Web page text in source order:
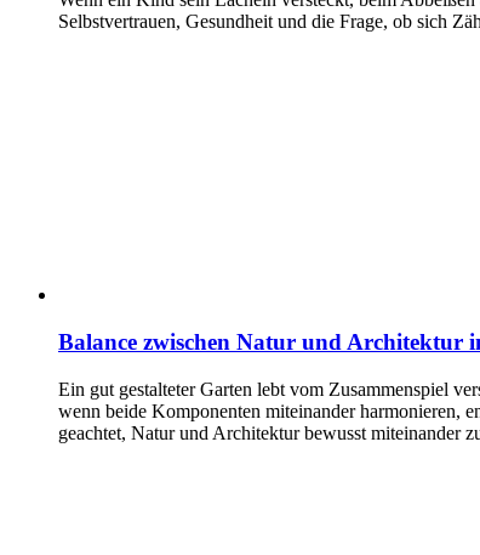
Selbstvertrauen, Gesundheit und die Frage, ob sich
Balance zwischen Natur und Architektur
Ein gut gestalteter Garten lebt vom Zusammenspiel
wenn beide Komponenten miteinander harmonieren,
geachtet, Natur und Architektur bewusst miteinander